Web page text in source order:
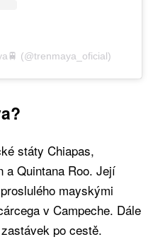
(@trenmaya_oficial)
státy Chiapas,
a Quintana Roo. Její
mayskými
v Campeche. Dále
po cestě.